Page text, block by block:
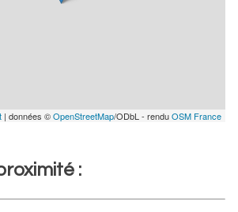
| données ©OpenStreetMap/ODbL - renduOSM France
: